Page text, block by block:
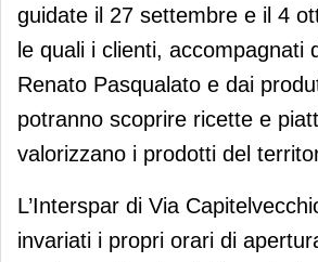
guidate il 27 settembre e il 4
le quali i clienti, accompagnati
Renato Pasqualato e dai
potranno scoprire ricette e
valorizzano i prodotti del
L’Interspar di Via
invariati i propri orari di